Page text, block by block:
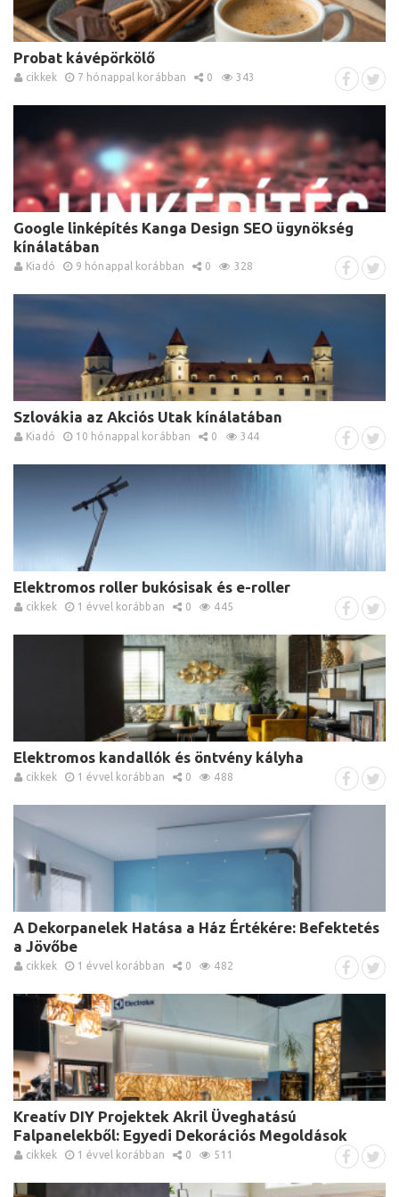
Probat kávépörkölő
cikkek 7 hónappal korábban 0 343
Google linképítés Kanga Design SEO ügynökség
kínálatában
Kiadó 9 hónappal korábban 0 328
Szlovákia az Akciós Utak kínálatában
Kiadó 10 hónappal korábban 0 344
Elektromos roller bukósisak és e-roller
cikkek 1 évvel korábban 0 445
Elektromos kandallók és öntvény kályha
cikkek 1 évvel korábban 0 488
A Dekorpanelek Hatása a Ház Értékére: Befektetés
a Jövőbe
cikkek 1 évvel korábban 0 482
Kreatív DIY Projektek Akril Üveghatású
Falpanelekből: Egyedi Dekorációs Megoldások
cikkek 1 évvel korábban 0 511